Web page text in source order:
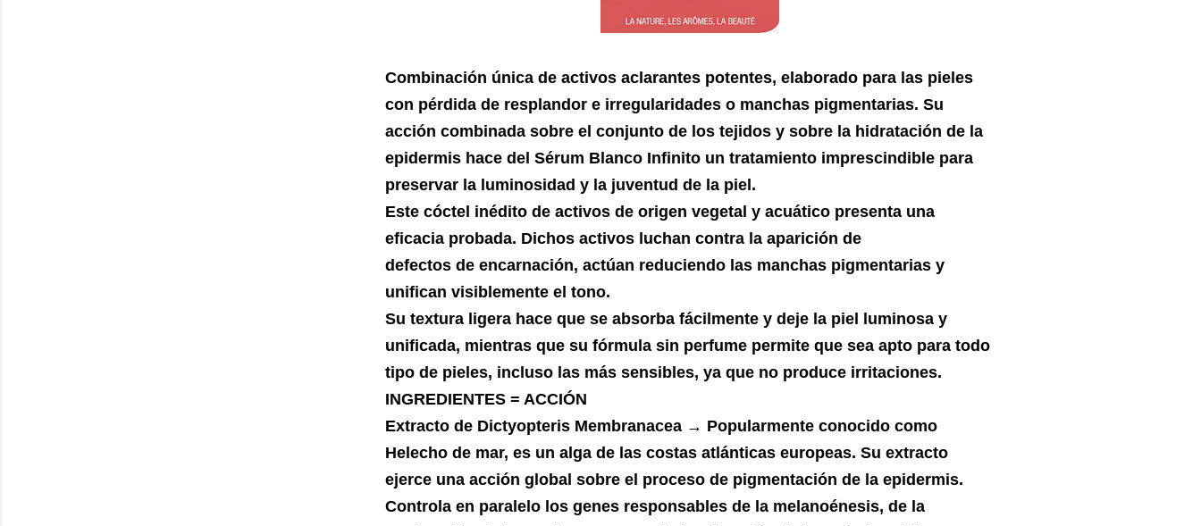
Combinación única de activos aclarantes potentes, elaborado para las pieles
con pérdida de resplandor e irregularidades o manchas pigmentarias. Su
acción combinada sobre el conjunto de los tejidos y sobre la hidratación de la
epidermis hace del Sérum Blanco Infinito un tratamiento imprescindible para
preservar la luminosidad y la juventud de la piel.
Este cóctel inédito de activos de origen vegetal y acuático presenta una
eficacia probada. Dichos activos luchan contra la aparición de
defectos de encarnación, actúan reduciendo las manchas pigmentarias y
unifican visiblemente el tono.
Su textura ligera hace que se absorba fácilmente y deje la piel luminosa y
unificada, mientras que su fórmula sin perfume permite que sea apto para todo
tipo de pieles, incluso las más sensibles, ya que no produce irritaciones.
INGREDIENTES = ACCIÓN
Extracto de Dictyopteris Membranacea → Popularmente conocido como
Helecho de mar, es un alga de las costas atlánticas europeas. Su extracto
ejerce una acción global sobre el proceso de pigmentación de la epidermis.
Controla en paralelo los genes responsables de la melanoénesis, de la